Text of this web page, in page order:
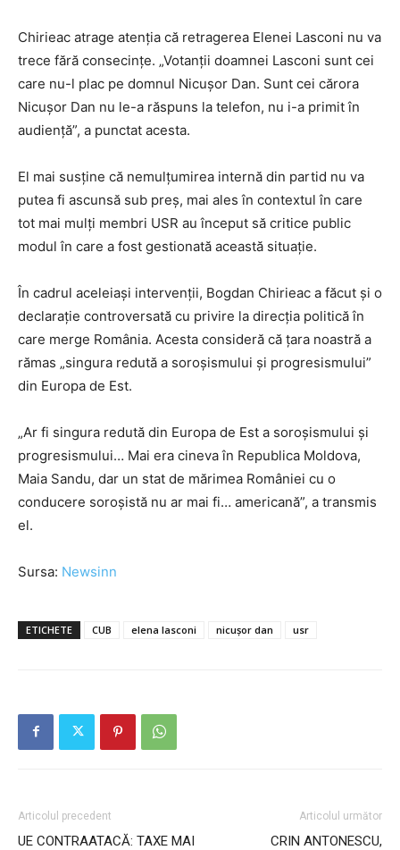
Chirieac atrage atenția că retragerea Elenei Lasconi nu va
trece fără consecințe. „Votanții doamnei Lasconi sunt cei
care nu-l plac pe domnul Nicușor Dan. Sunt cei cărora
Nicușor Dan nu le-a răspuns la telefon, nu i-a primit în
audiență”, a punctat acesta.
El mai susține că nemulțumirea internă din partid nu va
putea fi ascunsă sub preș, mai ales în contextul în care
tot mai mulți membri USR au început să critice public
modul în care a fost gestionată această situație.
În cadrul aceleiași intervenții, Bogdan Chirieac a făcut și o
declarație controversată cu privire la direcția politică în
care merge România. Acesta consideră că țara noastră a
rămas „singura redută a soroșismului și progresismului”
din Europa de Est.
„Ar fi singura redută din Europa de Est a soroșismului și
progresismului… Mai era cineva în Republica Moldova,
Maia Sandu, dar un stat de mărimea României cu o
conducere soroșistă nu ar mai fi… americană”, a transmis
el.
Sursa: Newsinn
ETICHETE CUB elena lasconi nicușor dan usr
Articolul precedent
UE CONTRAATACĂ: TAXE MAI
Articolul următor
CRIN ANTONESCU,